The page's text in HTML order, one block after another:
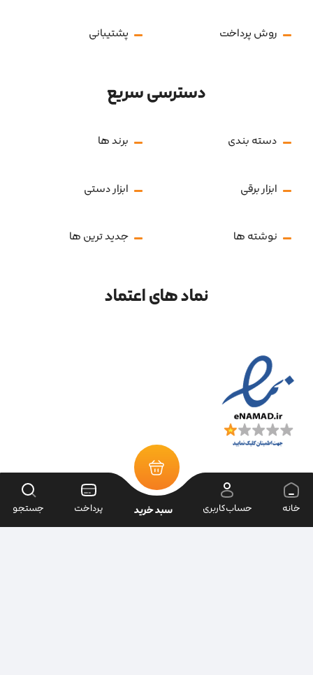
روش پرداخت پشتیبانی
دسترسی سریع
دسته بندی برند ها
ابزار برقی ابزار دستی
نوشته ها جدید ترین ها
نماد های اعتماد
خانه حساب‌کاربری سبد خرید پرداخت جستجو